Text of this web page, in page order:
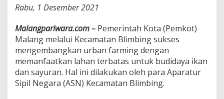
c
m
a
t
a
n
B
l
Rabu, 1 Desember 2021
Malangpariwara.com – Pemerintah Kota (Pemkot)
Malang melalui Kecamatan Blimbing sukses
mengembangkan urban farming dengan
memanfaatkan lahan terbatas untuk budidaya ikan
dan sayuran. Hal ini dilakukan oleh para Aparatur
Sipil Negara (ASN) Kecamatan Blimbing.